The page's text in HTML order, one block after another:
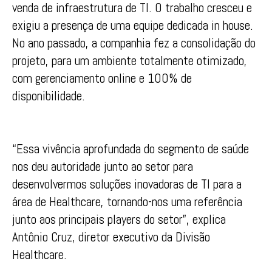
venda de infraestrutura de TI. O trabalho cresceu e
exigiu a presença de uma equipe dedicada in house.
No ano passado, a companhia fez a consolidação do
projeto, para um ambiente totalmente otimizado,
com gerenciamento online e 100% de
disponibilidade.
“Essa vivência aprofundada do segmento de saúde
nos deu autoridade junto ao setor para
desenvolvermos soluções inovadoras de TI para a
área de Healthcare, tornando-nos uma referência
junto aos principais players do setor”, explica
Antônio Cruz, diretor executivo da Divisão
Healthcare.